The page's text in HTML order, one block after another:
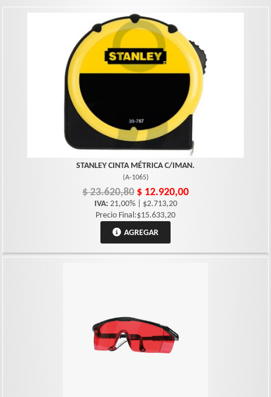
STANLEY CINTA MÉTRICA C/IMAN.
(A-1065)
$ 23.620,80 $ 12.920,00
IVA: 21,00% | $2.713,20
Precio Final:$15.633,20
AGREGAR